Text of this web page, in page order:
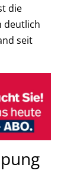
die
deutlich
seit